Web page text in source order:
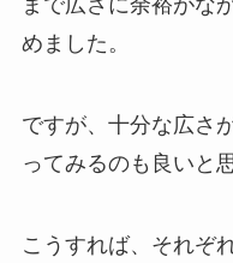
まで広さに余裕がな
めました。
ですが、十分な広さ
ってみるのも良いと
こうすれば、それぞ